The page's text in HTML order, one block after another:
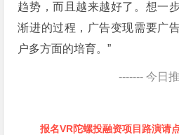
趋势，而且越来越好了。想一
渐进的过程，广告变现需要广
户多方面的培育。”
------- 今日
报名VR陀螺投融资项目路演请